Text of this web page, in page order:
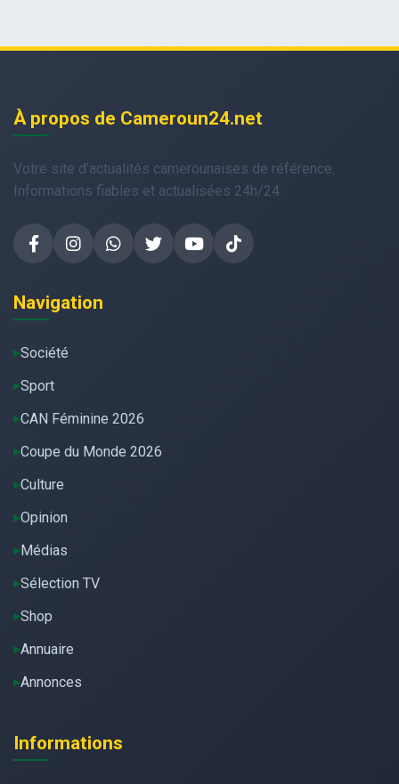
À propos de Cameroun24.net
Votre site d'actualités camerounaises de référence.
Informations fiables et actualisées 24h/24.
Navigation
Société
Sport
CAN Féminine 2026
Coupe du Monde 2026
Culture
Opinion
Médias
Sélection TV
Shop
Annuaire
Annonces
Informations